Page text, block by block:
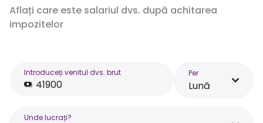
Aflați care este salariul dvs. după achitarea
impozitelor
Introduceți venitul dvs. brut Per
Lună
Unde lucrați?